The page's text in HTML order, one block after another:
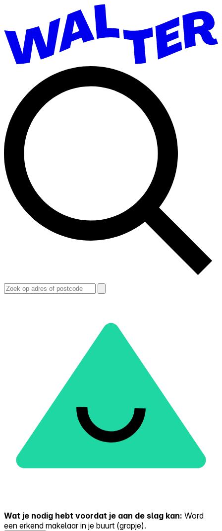
Wat je nodig hebt voordat je aan de slag kan: Word
een erkend makelaar in je buurt (grapje).